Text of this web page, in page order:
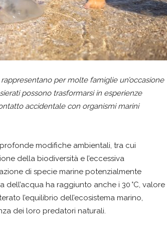
per molte famiglie un’occasione
possono trasformarsi in esperienze
accidentale con organismi marini
modifiche ambientali, tra cui
della biodiversità e l’eccessiva
di specie marine potenzialmente
ha raggiunto anche i 30 °C, valore
l’equilibrio dell’ecosistema marino,
dei loro predatori naturali.